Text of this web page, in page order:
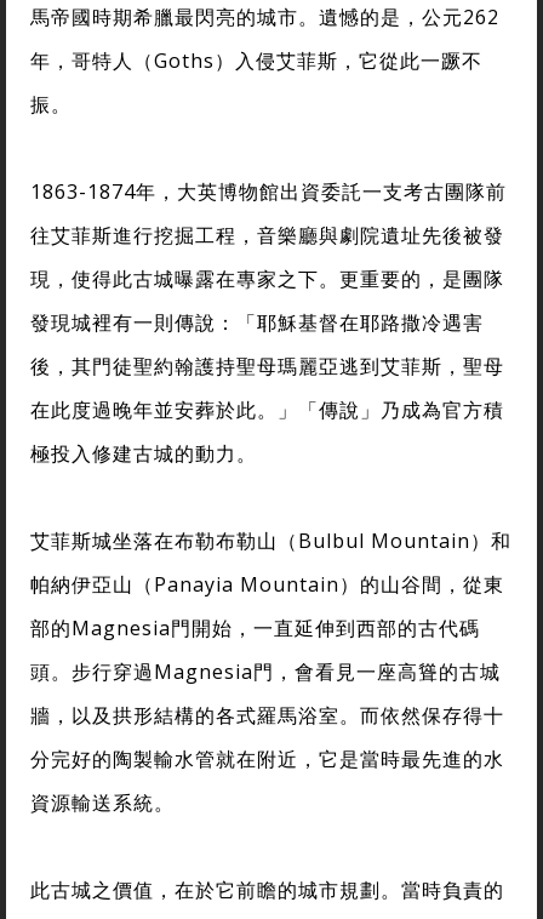
馬帝國時期希臘最閃亮的城市。遺憾的是，公元262
年，哥特人（Goths）入侵艾菲斯，它從此一蹶不
振。
1863-1874年，大英博物館出資委託一支考古團隊前
往艾菲斯進行挖掘工程，音樂廳與劇院遺址先後被發
現，使得此古城曝露在專家之下。更重要的，是團隊
發現城裡有一則傳說：「耶穌基督在耶路撒冷遇害
後，其門徒聖約翰護持聖母瑪麗亞逃到艾菲斯，聖母
在此度過晚年並安葬於此。」「傳說」乃成為官方積
極投入修建古城的動力。
艾菲斯城坐落在布勒布勒山（Bulbul Mountain）和
帕納伊亞山（Panayia Mountain）的山谷間，從東
部的Magnesia門開始，一直延伸到西部的古代碼
頭。步行穿過Magnesia門，會看見一座高聳的古城
牆，以及拱形結構的各式羅馬浴室。而依然保存得十
分完好的陶製輸水管就在附近，它是當時最先進的水
資源輸送系統。
此古城之價值，在於它前瞻的城市規劃。當時負責的